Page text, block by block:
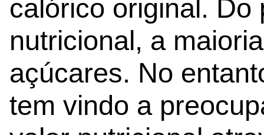
calórico original. Do
nutricional, a
açúcares. No
tem vindo a